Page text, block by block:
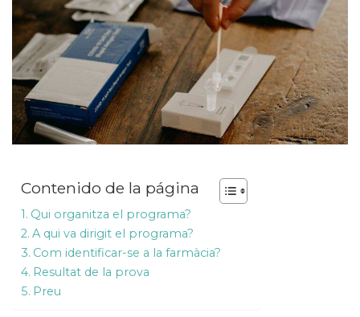
Contenido de la página
Qui organitza el programa?
A qui va dirigit el programa?
Com identificar-se a la farmàcia?
Resultat de la prova
Preu